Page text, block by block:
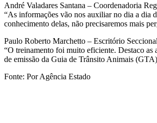
André Valadares Santana – Coordenadoria
“As informações vão nos auxiliar no dia a dia
conhecimento delas, não precisaremos mais
Paulo Roberto Marchetto – Escritório
“O treinamento foi muito eficiente. Destaco as
de emissão da Guia de Trânsito Animais
Fonte: Por Agência Estado